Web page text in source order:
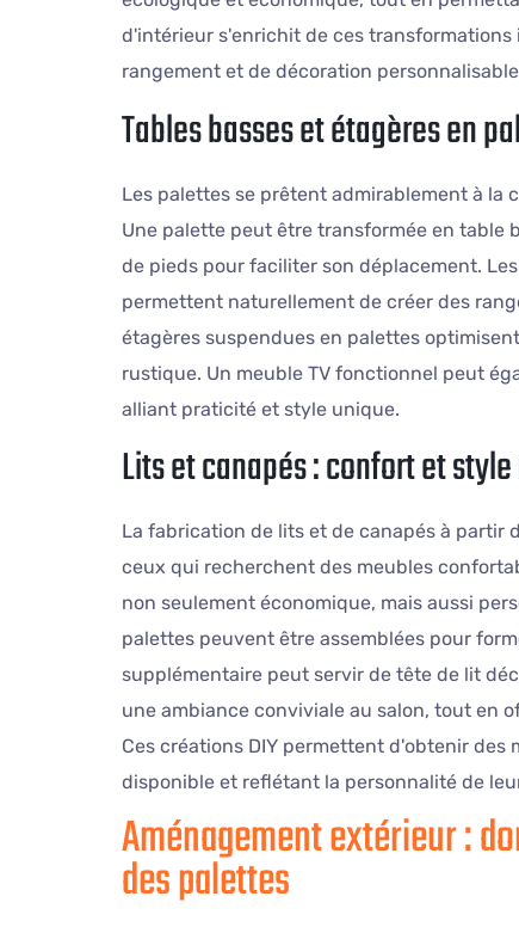
d'intérieur s'enrichit de ces
rangement et de décoration
Tables basses et étagères en
Les palettes se prêtent admirablement à la
Une palette peut être transformée en table
de pieds pour faciliter son déplacement.
permettent naturellement de créer des
étagères suspendues en palettes
rustique. Un meuble TV fonctionnel peut
alliant praticité et style unique.
Lits et canapés : confort et
La fabrication de lits et de canapés à partir
ceux qui recherchent des meubles
non seulement économique, mais aussi
palettes peuvent être assemblées pour
supplémentaire peut servir de tête de lit
une ambiance conviviale au salon, tout en
Ces créations DIY permettent d'obtenir des
disponible et reflétant la personnalité de
Aménagement extérieur :
des palettes